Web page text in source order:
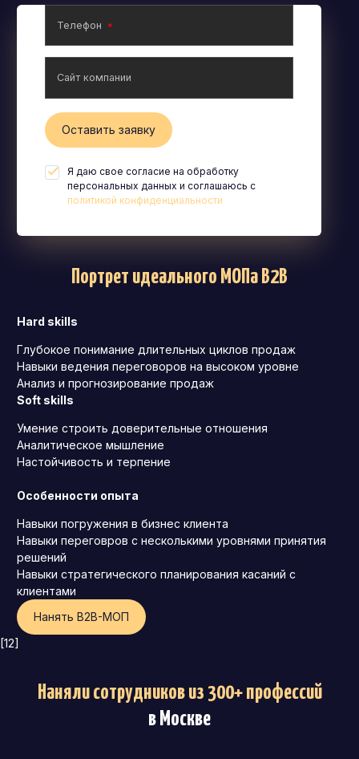
Телефон
Сайт компании
Оставить заявку
Я даю свое согласие на обработку
персональных данных и соглашаюсь с
политикой конфиденциальности
Портрет идеального МОПа B2B
Hard skills
Глубокое понимание длительных циклов продаж
Навыки ведения переговоров на высоком уровне
Анализ и прогнозирование продаж
Soft skills
Умение строить доверительные отношения
Аналитическое мышление
Настойчивость и терпение
Особенности опыта
Навыки погружения в бизнес клиента
Навыки переговров с несколькими уровнями принятия
решений
Навыки стратегического планирования касаний с
клиентами
Нанять B2B-MOП
[12]
Наняли сотрудников из 300+ профессий
в Москве